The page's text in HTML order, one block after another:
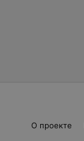
О проекте